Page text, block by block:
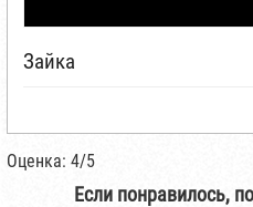
Зайка
Оценка: 4/5
Если понравилось,